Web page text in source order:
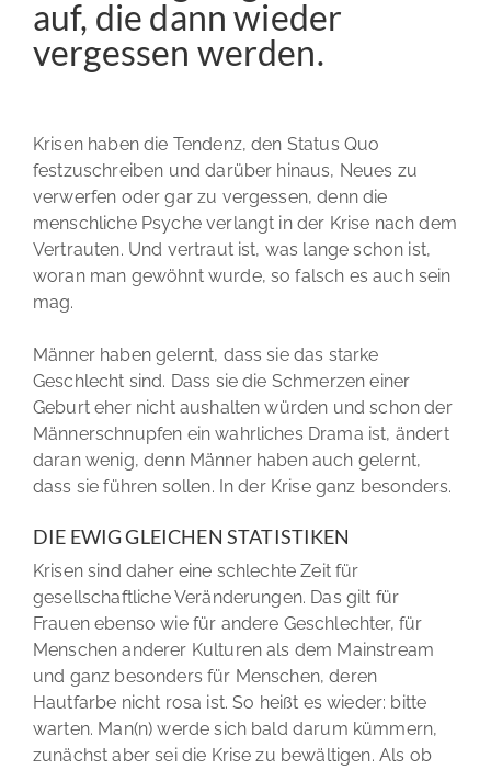
auf, die dann wieder
vergessen werden.
Krisen haben die Tendenz, den Status Quo
festzuschreiben und darüber hinaus, Neues zu
verwerfen oder gar zu vergessen, denn die
menschliche Psyche verlangt in der Krise nach dem
Vertrauten. Und vertraut ist, was lange schon ist,
woran man gewöhnt wurde, so falsch es auch sein
mag.
Männer haben gelernt, dass sie das starke
Geschlecht sind. Dass sie die Schmerzen einer
Geburt eher nicht aushalten würden und schon der
Männerschnupfen ein wahrliches Drama ist, ändert
daran wenig, denn Männer haben auch gelernt,
dass sie führen sollen. In der Krise ganz besonders.
DIE EWIG GLEICHEN STATISTIKEN
Krisen sind daher eine schlechte Zeit für
gesellschaftliche Veränderungen. Das gilt für
Frauen ebenso wie für andere Geschlechter, für
Menschen anderer Kulturen als dem Mainstream
und ganz besonders für Menschen, deren
Hautfarbe nicht rosa ist. So heißt es wieder: bitte
warten. Man(n) werde sich bald darum kümmern,
zunächst aber sei die Krise zu bewältigen. Als ob